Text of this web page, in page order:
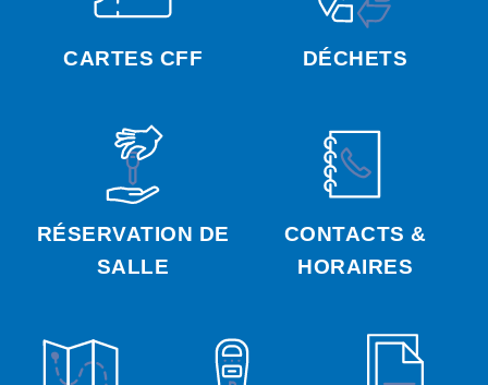
CARTES CFF DÉCHETS
RÉSERVATION DE
SALLE
CONTACTS &
HORAIRES